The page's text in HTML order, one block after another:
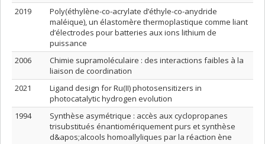
2019
Poly(éthylène-co-acrylate d’éthyle-co-anydride
maléique), un élastomère thermoplastique comme liant
d’électrodes pour batteries aux ions lithium de
puissance
2006
Chimie supramoléculaire : des interactions faibles à la
liaison de coordination
2021
Ligand design for Ru(II) photosensitizers in
photocatalytic hydrogen evolution
1994
Synthèse asymétrique : accès aux cyclopropanes
trisubstitués énantiomériquement purs et synthèse
d&apos;alcools homoallyliques par la réaction ène